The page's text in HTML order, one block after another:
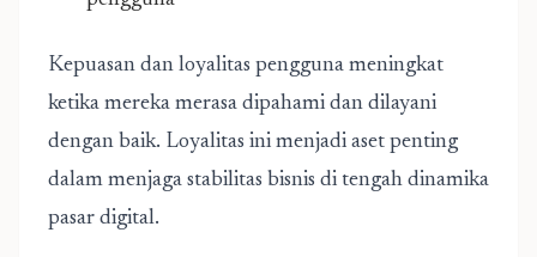
Kepuasan dan loyalitas pengguna meningkat
ketika mereka merasa dipahami dan dilayani
dengan baik. Loyalitas ini menjadi aset penting
dalam menjaga stabilitas bisnis di tengah dinamika
pasar digital.